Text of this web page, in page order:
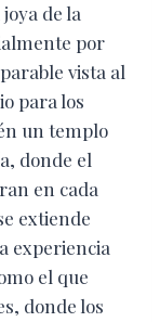
de la
por
vista al
para los
un templo
donde el
en cada
extiende
experiencia
el que
donde los